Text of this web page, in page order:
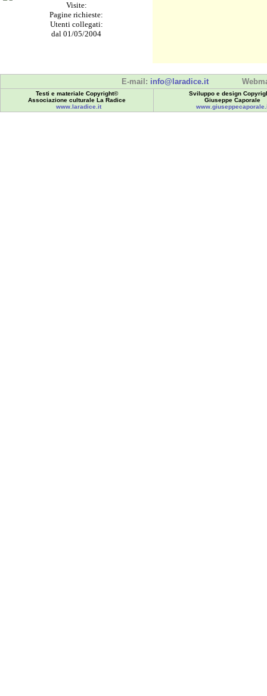
Visite:
Pagine richieste:
Utenti collegati:
dal 01/05/2004
E-mail: info@laradice.it
Testi e materiale Copyright©
Associazione culturale La Radice
www.laradice.it
Sviluppo e design
Giuseppe Caporale